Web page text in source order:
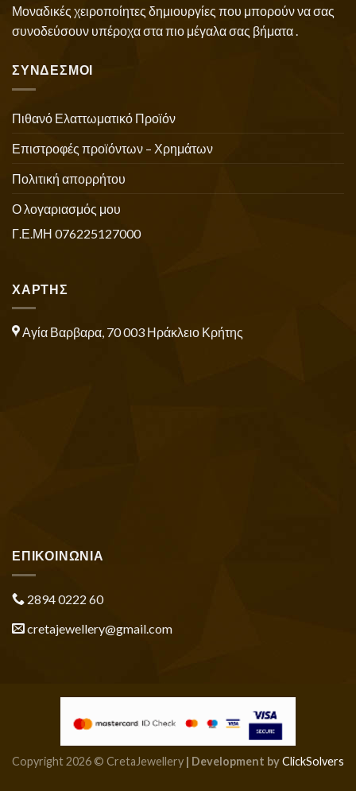
Μοναδικές χειροποίητες δημιουργίες που μπορούν να σας
συνοδεύσουν υπέροχα στα πιο μέγαλα σας βήματα .
ΣΥΝΔΕΣΜΟΙ
Πιθανό Ελαττωματικό Προϊόν
Επιστροφές προϊόντων – Χρημάτων
Πολιτική απορρήτου
Ο λογαριασμός μου
Γ.Ε.ΜΗ 076225127000
ΧΑΡΤΗΣ
Αγία Βαρβαρα, 70 003 Ηράκλειο Κρήτης
ΕΠΙΚΟΙΝΩΝΙΑ
2894 0222 60
cretajewellery@gmail.com
Copyright 2026 © CretaJewellery | Development byClickSolvers